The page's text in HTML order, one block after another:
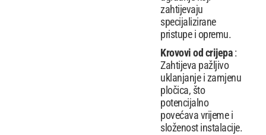
zahtijevaju
specijalizirane
pristupe i opremu.
Krovovi od crijepa:
Zahtijeva pažljivo
uklanjanje i zamjenu
pločica, što
potencijalno
povećava vrijeme i
složenost instalacije.